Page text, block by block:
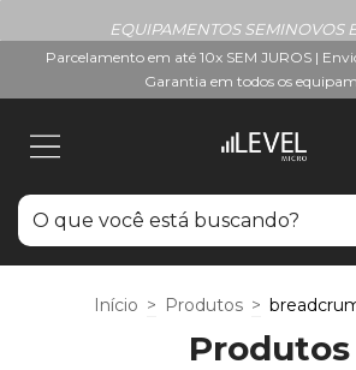
EQUIPAMENTOS SEMINOVOS
Parcelamento em até 10x SEM JUROS |
Garantia em todos os
Início > Produtos >
Produtos